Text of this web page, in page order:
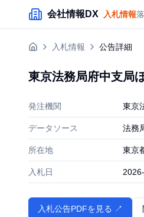
メインコンテンツにスキップ
会社情報DX 入札情報
入札情報 公告詳細
東京法務局府中支局
発注機関 東京
データソース 法務
所在地 東京
入札日
入札公告PDFを見る ↗